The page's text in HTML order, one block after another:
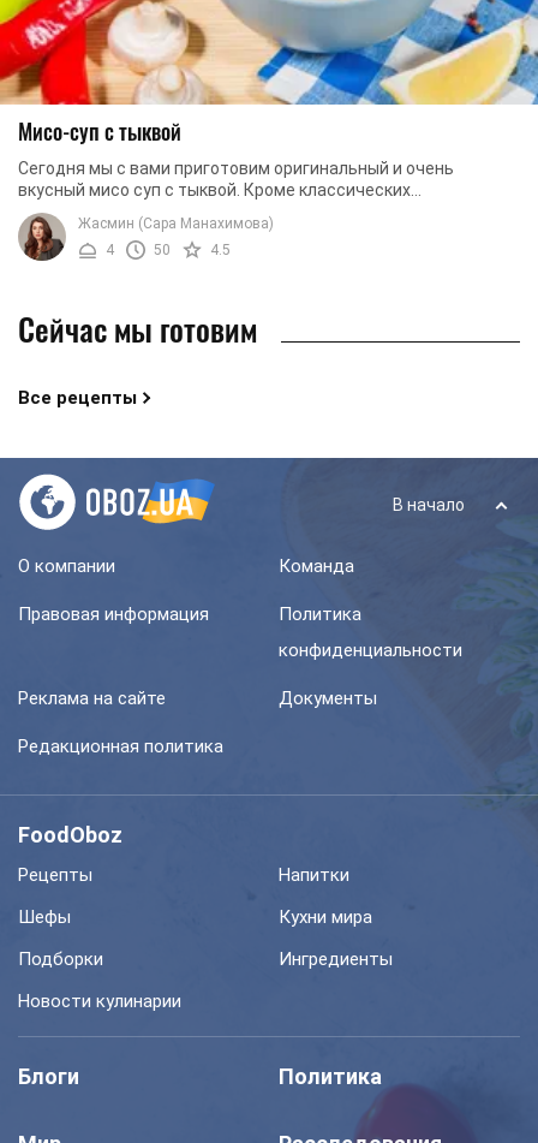
Мисо-суп с тыквой
Сегодня мы с вами приготовим оригинальный и очень
вкусный мисо суп с тыквой. Кроме классических
ингредиентов (водоросли Вакаме, лук, мисо паста, ...
Жасмин (Сара Манахимова)
4
50 4.5
Сейчас мы готовим
Все рецепты
В начало
О компании Команда
Правовая информация
Политика
конфиденциальности
Реклама на сайте Документы
Редакционная политика
FoodOboz
Рецепты
Напитки
Шефы
Кухни мира
Подборки
Ингредиенты
Новости кулинарии
Блоги Политика